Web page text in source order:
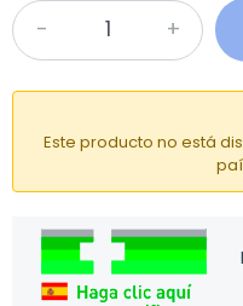
Este producto no está